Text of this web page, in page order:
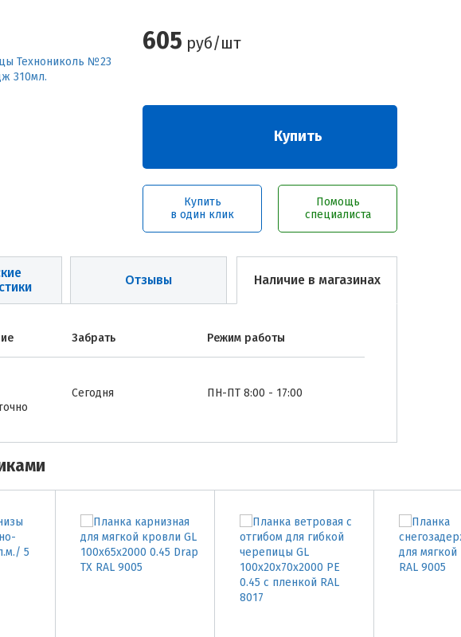
605 руб/шт
Купить
Купить
в один клик
Помощь
специалиста
Отзывы Наличие в магазинах
Забрать Режим работы
Сегодня ПН-ПТ 8:00 - 17:00